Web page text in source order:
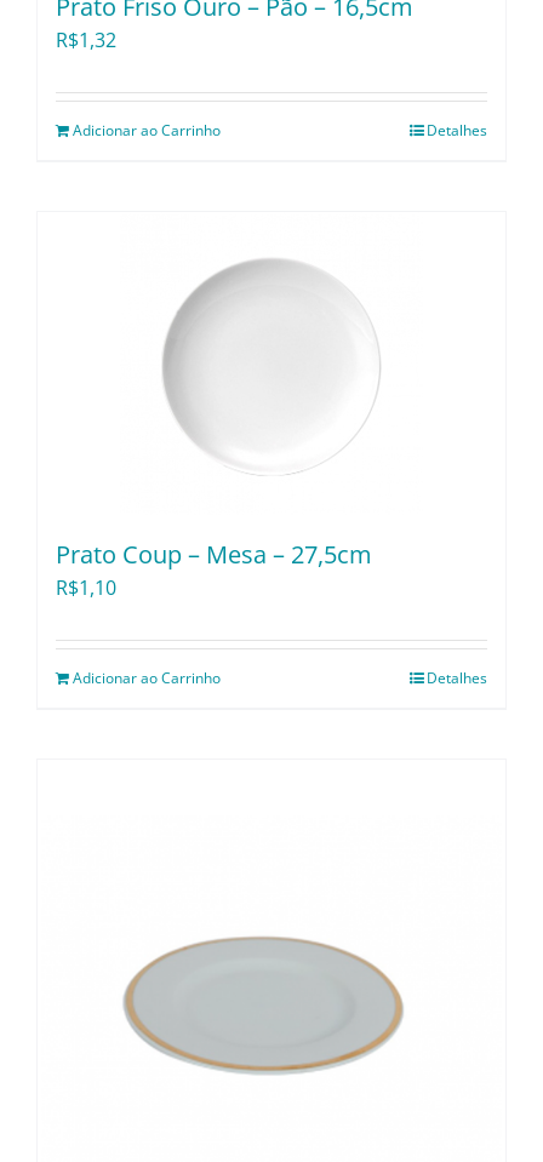
Prato Friso Ouro – Pão – 16,5cm
R$1,32
Adicionar ao Carrinho Detalhes
Prato Coup – Mesa – 27,5cm
R$1,10
Adicionar ao Carrinho Detalhes